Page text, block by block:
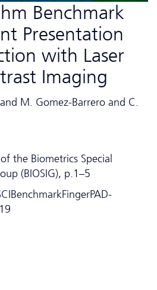
Benchmark
Presentation
with Laser
Imaging
M. Gomez-Barrero and C.
the Biometrics Special
(BIOSIG), p.1–5